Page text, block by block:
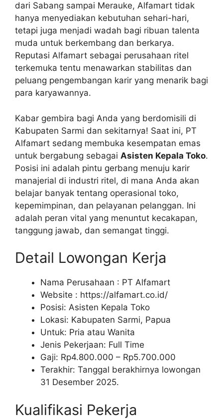
dari Sabang sampai Merauke, Alfamart tidak
hanya menyediakan kebutuhan sehari-hari,
tetapi juga menjadi wadah bagi ribuan talenta
muda untuk berkembang dan berkarya.
Reputasi Alfamart sebagai perusahaan ritel
terkemuka tentu menawarkan stabilitas dan
peluang pengembangan karir yang menarik bagi
para karyawannya.
Kabar gembira bagi Anda yang berdomisili di
Kabupaten Sarmi dan sekitarnya! Saat ini, PT
Alfamart sedang membuka kesempatan emas
untuk bergabung sebagai Asisten Kepala Toko.
Posisi ini adalah pintu gerbang menuju karir
manajerial di industri ritel, di mana Anda akan
belajar banyak tentang operasional toko,
kepemimpinan, dan pelayanan pelanggan. Ini
adalah peran vital yang menuntut kecakapan,
tanggung jawab, dan semangat tinggi.
Detail Lowongan Kerja
Nama Perusahaan : PT Alfamart
Website : https://alfamart.co.id/
Posisi: Asisten Kepala Toko
Lokasi: Kabupaten Sarmi, Papua
Untuk: Pria atau Wanita
Jenis Pekerjaan: Full Time
Gaji: Rp4.800.000 – Rp5.700.000
Terakhir: Tanggal berakhirnya lowongan
31 Desember 2025.
Kualifikasi Pekerja